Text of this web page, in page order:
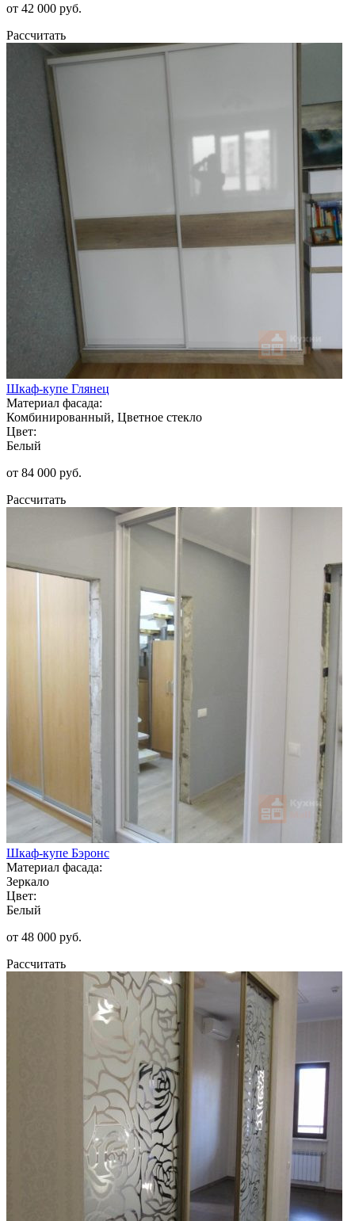
от 42 000 руб.
Рассчитать
Шкаф-купе Глянец
Материал фасада:
Комбинированный, Цветное стекло
Цвет:
Белый
от 84 000 руб.
Рассчитать
Шкаф-купе Бэронс
Материал фасада:
Зеркало
Цвет:
Белый
от 48 000 руб.
Рассчитать